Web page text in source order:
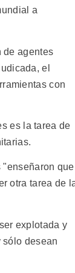
a
de agentes
el
con
es la tarea de
que
otra tarea de
explotada y
desean